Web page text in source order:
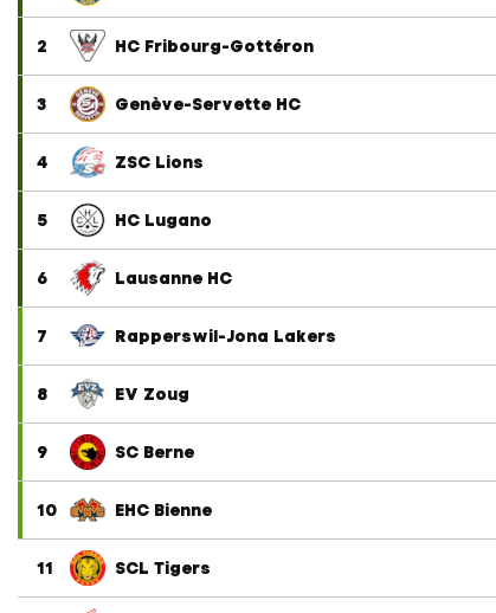
2 HC Fribourg-Gottéron
3 Genève-Servette HC
4 ZSC Lions
5 HC Lugano
6 Lausanne HC
7 Rapperswil-Jona Lakers
8 EV Zoug
9 SC Berne
10 EHC Bienne
11 SCL Tigers